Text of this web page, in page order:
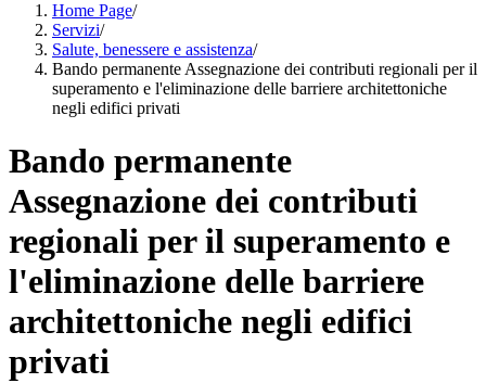
Home Page/
Servizi/
Salute, benessere e assistenza/
Bando permanente Assegnazione dei contributi regionali per il
superamento e l'eliminazione delle barriere architettoniche
negli edifici privati
Bando permanente
Assegnazione dei contributi
regionali per il superamento e
l'eliminazione delle barriere
architettoniche negli edifici
privati